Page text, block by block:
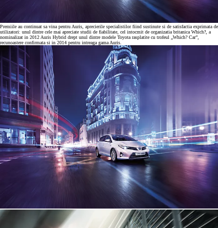
Premiile au continuat sa vina pentru Auris, aprecierile specialistilor fiind sustinute si de satisfactia exprimata de
utilizatori: unul dintre cele mai apreciate studii de fiabilitate, cel intocmit de organizatia britanica Which?, a
nominalizat in 2012 Auris Hybrid drept unul dintre modele Toyota rasplatite cu trofeul „Which? Car”,
recunoastere confirmata si in 2014 pentru intreaga gama Auris.